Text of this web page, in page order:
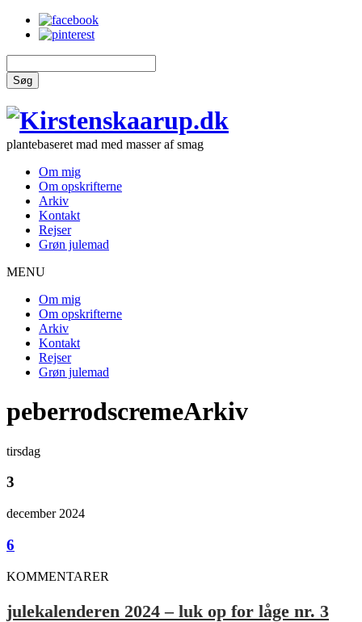
Søg
plantebaseret mad med masser af smag
Om mig
Om opskrifterne
Arkiv
Kontakt
Rejser
Grøn julemad
MENU
Om mig
Om opskrifterne
Arkiv
Kontakt
Rejser
Grøn julemad
peberrodscremeArkiv
tirsdag
3
december 2024
6
KOMMENTARER
julekalenderen 2024 – luk op for låge nr. 3